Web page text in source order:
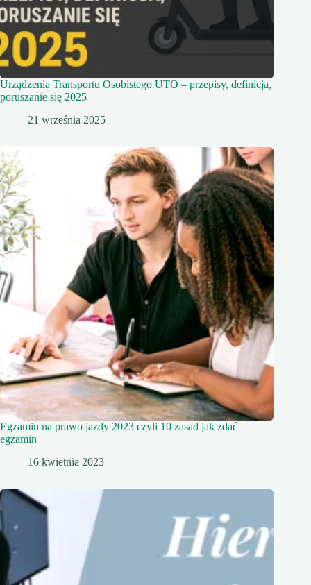
Urządzenia Transportu Osobistego UTO – przepisy, definicja,
poruszanie się 2025
21 września 2025
Egzamin na prawo jazdy 2023 czyli 10 zasad jak zdać
egzamin
16 kwietnia 2023